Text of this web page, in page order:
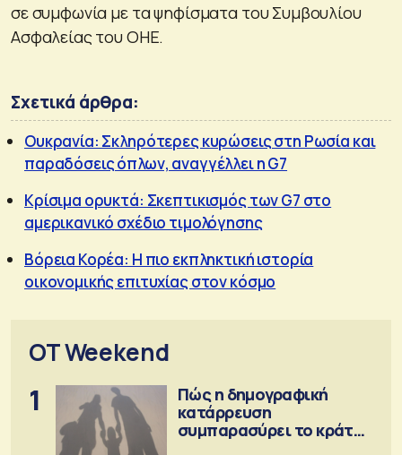
σε συμφωνία με τα ψηφίσματα του Συμβουλίου
Ασφαλείας του ΟΗΕ.
Σχετικά άρθρα:
Ουκρανία: Σκληρότερες κυρώσεις στη Ρωσία και
παραδόσεις όπλων, αναγγέλλει η G7
Κρίσιμα ορυκτά: Σκεπτικισμός των G7 στο
αμερικανικό σχέδιο τιμολόγησης
Βόρεια Κορέα: Η πιο εκπληκτική ιστορία
οικονομικής επιτυχίας στον κόσμο
OT Weekend
1
Πώς η δημογραφική
κατάρρευση
συμπαρασύρει το κράτος